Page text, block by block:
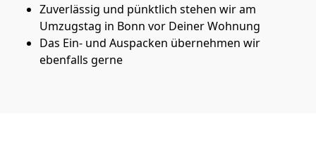
Zuverlässig und pünktlich stehen wir am
Umzugstag in Bonn vor Deiner Wohnung
Das Ein- und Auspacken übernehmen wir
ebenfalls gerne